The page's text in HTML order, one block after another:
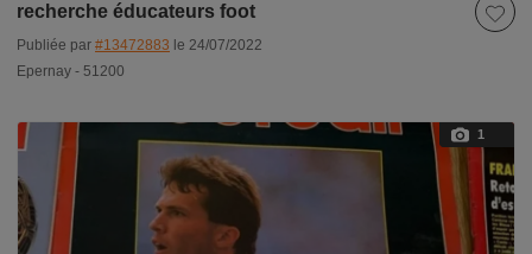
recherche éducateurs foot
Publiée par #13472883 le 24/07/2022
Epernay - 51200
1